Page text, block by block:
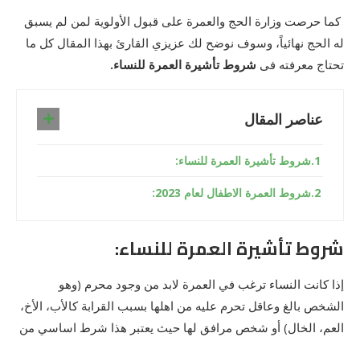
كما حرصت وزارة الحج والعمرة على قبول الأولوية لمن لم يسبق
له الحج نهائياً، وسوف نوضح لك عزيزي القارئ بهذا المقال كل ما
تحتاج معرفته فى شروط تأشيرة العمرة للنساء.
عناصر المقال
شروط تأشيرة العمرة للنساء:
شروط العمرة الاطفال لعام 2023:
شروط تأشيرة العمرة للنساء:
إذا كانت النساء ترغب في العمرة لابد من وجود محرم (وهو
الشخص بالغ وعاقل تحرم عليه من اهلها بسبب القرابة كالأب، الأخ،
العم، الخال) أو شخص مرافق لها حيث يعتبر هذا شرط اساسي من